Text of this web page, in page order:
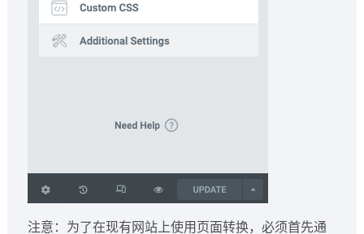
注意：为了在现有网站上使用页面转换，必须首先通